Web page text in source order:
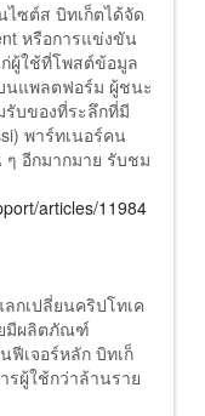
ไซต์ส บิทเก็ตได้จัด
หรือการแข่งขัน
ผู้ใช้ที่โพสต์ข้อมูล
นแพลตฟอร์ม ผู้ชนะ
รับของที่ระลึกที่มี
พาร์ทเนอร์คน
อีกมากมาย รับชม
articles/11984
กเปลี่ยนคริปโทเค
มีผลิตภัณฑ์
ฟีเจอร์หลัก บิทเก็
รผู้ใช้กว่าล้านราย